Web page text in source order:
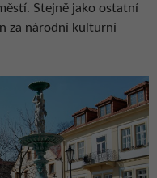
Stejně jako ostatní
za národní kulturní